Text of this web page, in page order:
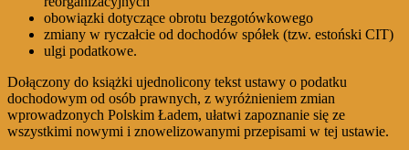
obowiązki dotyczące obrotu bezgotówkowego
zmiany w ryczałcie od dochodów spółek (tzw. estoński CIT)
ulgi podatkowe.
Dołączony do książki ujednolicony tekst ustawy o podatku
dochodowym od osób prawnych, z wyróżnieniem zmian
wprowadzonych Polskim Ładem, ułatwi zapoznanie się ze
wszystkimi nowymi i znowelizowanymi przepisami w tej ustawie.